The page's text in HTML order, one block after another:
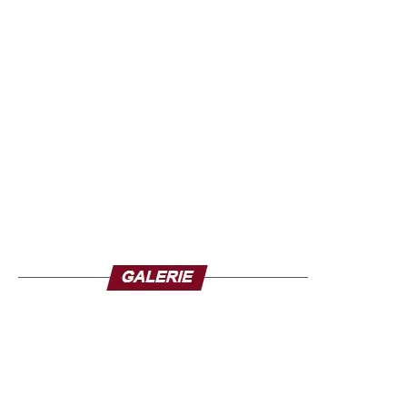
l’armée joue un rôle central dans la vie politique
guinéenne depuis le coup d’État de septembre 2021 en